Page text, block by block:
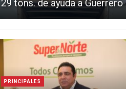
29 tons. de ayuda a Guerrero
PRINCIPALES